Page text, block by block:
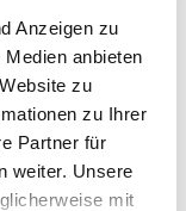
Anzeigen zu
anbieten
zu
zu Ihrer
Partner für
weiter. Unsere
mit